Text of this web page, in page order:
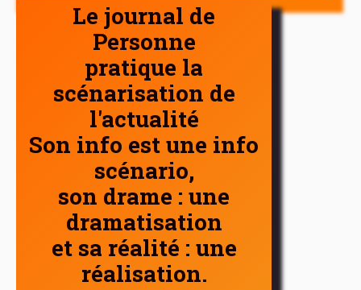
Le journal de
Personne
pratique la
scénarisation de
l'actualité
Son info est une info
scénario,
son drame : une
dramatisation
et sa réalité : une
réalisation.